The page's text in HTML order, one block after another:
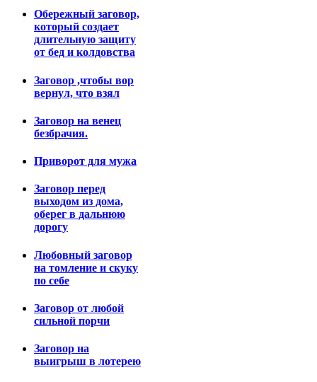
Обережный заговор,
который создает
длительную защиту
от бед и колдовства
Заговор ,чтобы вор
вернул, что взял
Заговор на венец
безбрачия.
Приворот для мужа
Заговор перед
выходом из дома,
оберег в дальнюю
дорогу
Любовный заговор
на томление и скуку
по себе
Заговор от любой
сильной порчи
Заговор на
выигрыш в лотерею